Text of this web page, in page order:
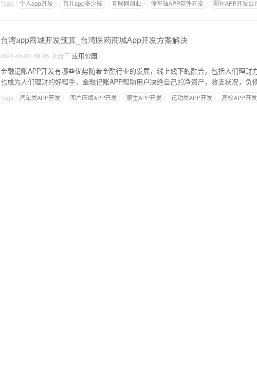
Tags: 个人app开发 育儿app多少钱 互联网创业 停车站APP软件开发 郑州APP开发公
台湾app商城开发预算_台湾医药商城App开发方案解决
2021-05-01 08:45 来自于 应用公园
金融记账APP开发有哪些优势随着金融行业的发展，线上线下的融合，包括人们理财
也成为人们理财的好帮手，金融记账APP帮助用户决绝自己的净资产，收支状况，负
Tags: 汽车类APP开发 图片压缩APP开发 原生APP开发 运动类APP开发 高校APP开